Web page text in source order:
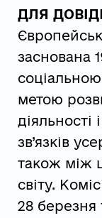
ДЛЯ
заснована
метою
діяльності
зв’язків
також між
світу.
28 березня